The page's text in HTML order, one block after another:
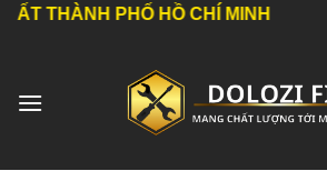
Bỏ
dung
HỒ CHÍ MINH